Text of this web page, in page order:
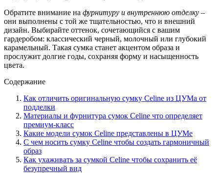
Обратите внимание на фурнитуру и внутреннюю отделку –
они выполнены с той же тщательностью, что и внешний
дизайн. Выбирайте оттенок, сочетающийся с вашим
гардеробом: классический черный, молочный или глубокий
карамельный. Такая сумка станет акцентом образа и
прослужит долгие годы, сохраняя форму и насыщенность
цвета.
Содержание
Как отличить оригинальную сумку Celine из ЦУМа от
подделки
Материалы и фурнитура сумок Celine что определяет
премиум-класс
Какие модели сумок Celine представлены в ЦУМе
С чем носить сумку Celine чтобы создать гармоничный
образ
Как ухаживать за сумкой Celine чтобы сохранить её
безупречный вид